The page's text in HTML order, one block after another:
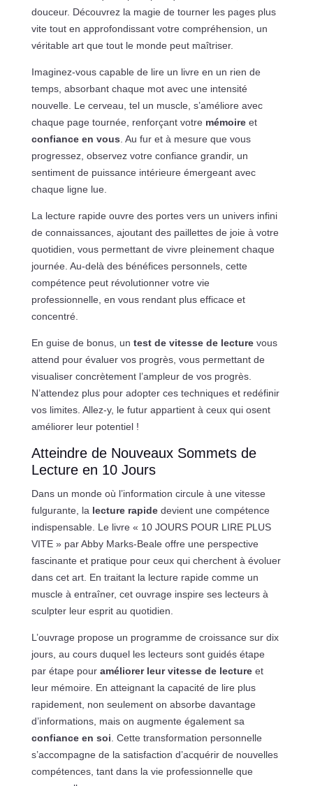
douceur. Découvrez la magie de tourner les pages plus
vite tout en approfondissant votre compréhension, un
véritable art que tout le monde peut maîtriser.
Imaginez-vous capable de lire un livre en un rien de
temps, absorbant chaque mot avec une intensité
nouvelle. Le cerveau, tel un muscle, s’améliore avec
chaque page tournée, renforçant votre mémoireet
confiance en vous . Au fur et à mesure que vous
progressez, observez votre confiance grandir, un
sentiment de puissance intérieure émergeant avec
chaque ligne lue.
La lecture rapide ouvre des portes vers un univers infini
de connaissances, ajoutant des paillettes de joie à votre
quotidien, vous permettant de vivre pleinement chaque
journée. Au-delà des bénéfices personnels, cette
compétence peut révolutionner votre vie
professionnelle, en vous rendant plus efficace et
concentré.
En guise de bonus, un test de vitesse de lecturevous
attend pour évaluer vos progrès, vous permettant de
visualiser concrètement l’ampleur de vos progrès.
N’attendez plus pour adopter ces techniques et redéfinir
vos limites. Allez-y, le futur appartient à ceux qui osent
améliorer leur potentiel !
Atteindre de Nouveaux Sommets de
Lecture en 10 Jours
Dans un monde où l’information circule à une vitesse
fulgurante, la lecture rapidedevient une compétence
indispensable. Le livre « 10 JOURS POUR LIRE PLUS
VITE » par Abby Marks-Beale offre une perspective
fascinante et pratique pour ceux qui cherchent à évoluer
dans cet art. En traitant la lecture rapide comme un
muscle à entraîner, cet ouvrage inspire ses lecteurs à
sculpter leur esprit au quotidien.
L’ouvrage propose un programme de croissance sur dix
jours, au cours duquel les lecteurs sont guidés étape
par étape pour améliorer leur vitesse de lectureet
leur mémoire. En atteignant la capacité de lire plus
rapidement, non seulement on absorbe davantage
d’informations, mais on augmente également sa
confiance en soi . Cette transformation personnelle
s’accompagne de la satisfaction d’acquérir de nouvelles
compétences, tant dans la vie professionnelle que